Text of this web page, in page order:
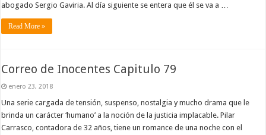
abogado Sergio Gaviria. Al día siguiente se entera que él se va a …
Read More »
Correo de Inocentes Capitulo 79
enero 23, 2018
Una serie cargada de tensión, suspenso, nostalgia y mucho drama que le
brinda un carácter ‘humano’ a la noción de la justicia implacable. Pilar
Carrasco, contadora de 32 años, tiene un romance de una noche con el